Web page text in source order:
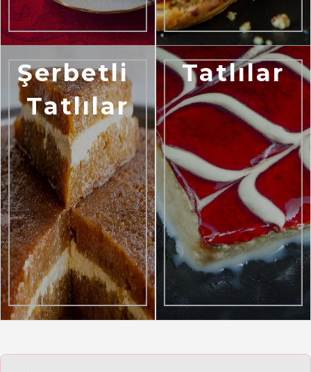
Şerbetli
Tatlılar
Tatlılar